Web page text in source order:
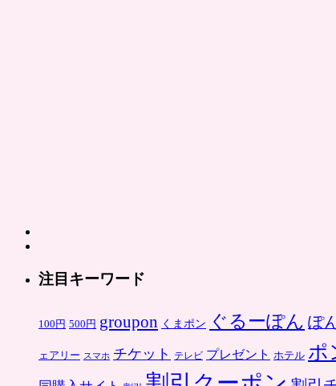
注目キーワード
100円 500円 groupon くまポン ぐるーぽん ぽ
ェアリー スマホ チケット テレビ プレゼント ホテル ポ